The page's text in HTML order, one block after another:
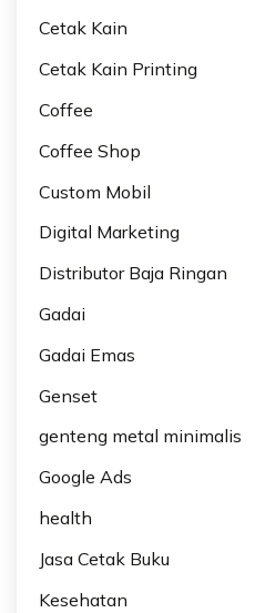
Cetak Kain
Cetak Kain Printing
Coffee
Coffee Shop
Custom Mobil
Digital Marketing
Distributor Baja Ringan
Gadai
Gadai Emas
Genset
genteng metal minimalis
Google Ads
health
Jasa Cetak Buku
Kesehatan